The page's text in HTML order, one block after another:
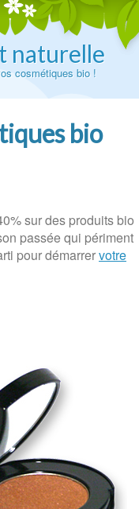
naturelle
cosmétiques bio !
bio
sur des produits bio
passée qui périment
pour démarrervotre